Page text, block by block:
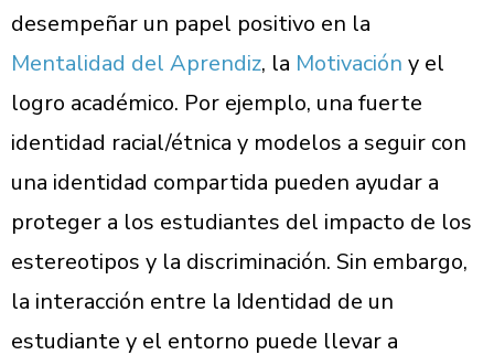
desempeñar un papel positivo en la
Mentalidad del Aprendiz, la Motivación y el
logro académico. Por ejemplo, una fuerte
identidad racial/étnica y modelos a seguir con
una identidad compartida pueden ayudar a
proteger a los estudiantes del impacto de los
estereotipos y la discriminación. Sin embargo,
la interacción entre la Identidad de un
estudiante y el entorno puede llevar a